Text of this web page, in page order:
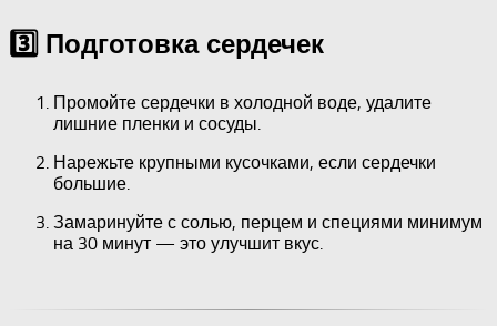
3️⃣ Подготовка сердечек
Промойте сердечки в холодной воде, удалите
лишние пленки и сосуды.
Нарежьте крупными кусочками, если сердечки
большие.
Замаринуйте с солью, перцем и специями минимум
на 30 минут — это улучшит вкус.